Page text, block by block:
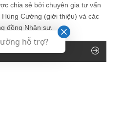
chia sẻ bởi chuyên gia tư vấn
Hùng Cường (giới thiệu) và các
đồng Nhân sự.
hỗ trợ?